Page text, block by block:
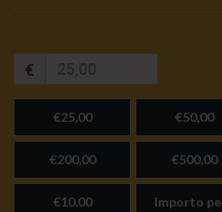
€
€25,00 €50,00
€200,00 €500,00
€10,00 Importo